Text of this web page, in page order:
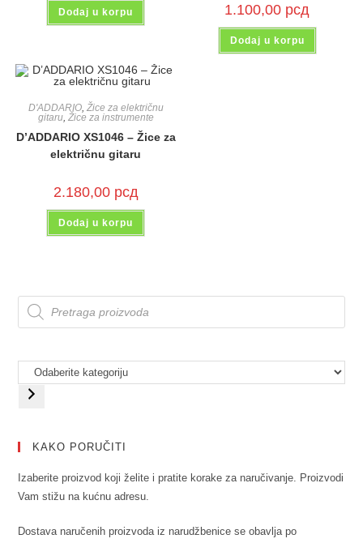
Dodaj u korpu 1.100,00 рсд
Dodaj u korpu
D'ADDARIO, Žice za električnu
gitaru, Žice za instrumente
D’ADDARIO XS1046 – Žice za
električnu gitaru
2.180,00 рсд
Dodaj u korpu
KAKO PORUČITI
Izaberite proizvod koji želite i pratite korake za naručivanje. Proizvodi
Vam stižu na kućnu adresu.
Dostava naručenih proizvoda iz narudžbenice se obavlja po